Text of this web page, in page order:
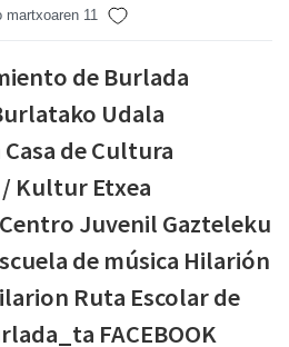
martxoaren 11
de Burlada
Udala
de Cultura
Kultur Etxea
Juvenil Gazteleku
de música Hilarión
Ruta Escolar de
FACEBOOK